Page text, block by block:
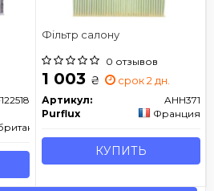
Фільтр салону
0 отзывов
1 003 ₴ срок 2 дн.
Артикул:
AHH371
Purflux
Франция
КУПИТЬ